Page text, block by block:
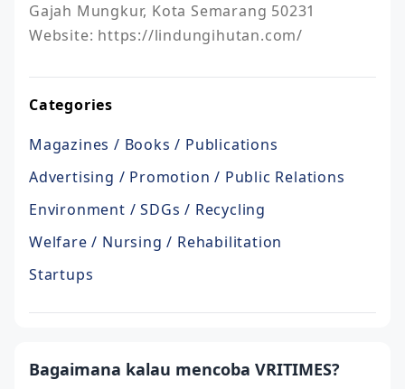
Gajah Mungkur, Kota Semarang 50231
Website: https://lindungihutan.com/
Categories
Magazines / Books / Publications
Advertising / Promotion / Public Relations
Environment / SDGs / Recycling
Welfare / Nursing / Rehabilitation
Startups
Bagaimana kalau mencoba VRITIMES?